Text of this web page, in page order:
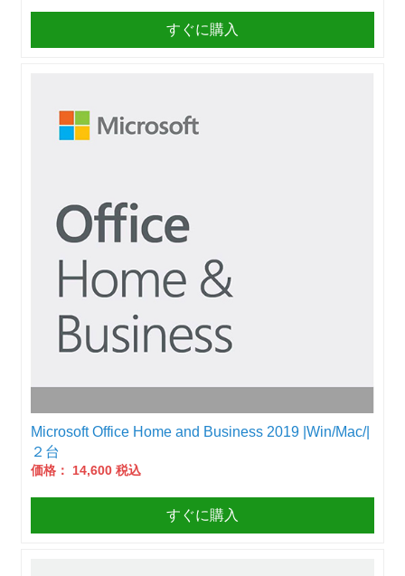
すぐに購入
Microsoft Office Home and Business 2019 |Win/Mac/|
２台
価格： 14,600 税込
すぐに購入